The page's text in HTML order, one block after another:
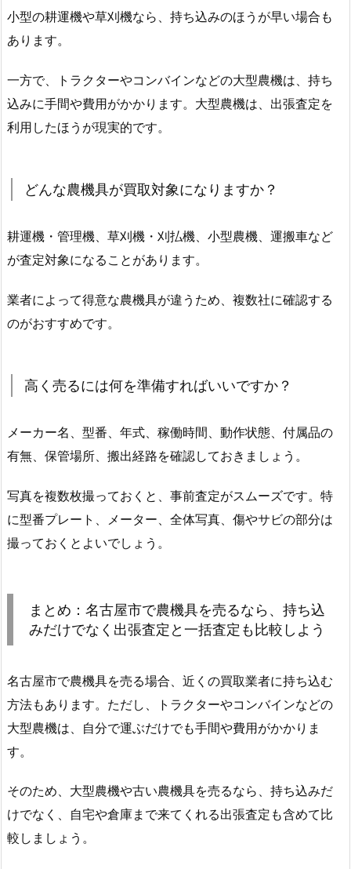
小型の耕運機や草刈機なら、持ち込みのほうが早い場合も
あります。
一方で、トラクターやコンバインなどの大型農機は、持ち
込みに手間や費用がかかります。大型農機は、出張査定を
利用したほうが現実的です。
どんな農機具が買取対象になりますか？
耕運機・管理機、草刈機・刈払機、小型農機、運搬車など
が査定対象になることがあります。
業者によって得意な農機具が違うため、複数社に確認する
のがおすすめです。
高く売るには何を準備すればいいですか？
メーカー名、型番、年式、稼働時間、動作状態、付属品の
有無、保管場所、搬出経路を確認しておきましょう。
写真を複数枚撮っておくと、事前査定がスムーズです。特
に型番プレート、メーター、全体写真、傷やサビの部分は
撮っておくとよいでしょう。
まとめ：名古屋市で農機具を売るなら、持ち込
みだけでなく出張査定と一括査定も比較しよう
名古屋市で農機具を売る場合、近くの買取業者に持ち込む
方法もあります。ただし、トラクターやコンバインなどの
大型農機は、自分で運ぶだけでも手間や費用がかかりま
す。
そのため、大型農機や古い農機具を売るなら、持ち込みだ
けでなく、自宅や倉庫まで来てくれる出張査定も含めて比
較しましょう。